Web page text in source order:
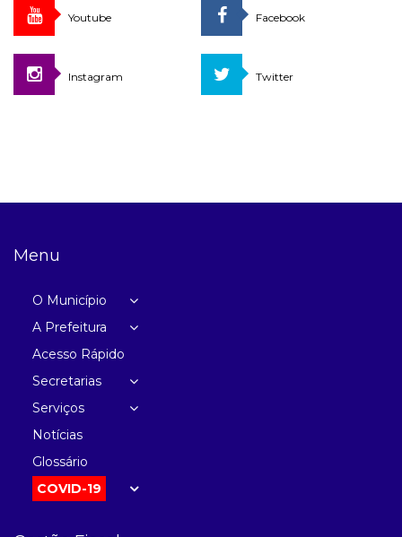
Youtube Facebook
Instagram Twitter
Menu
O Município
A Prefeitura
Acesso Rápido
Secretarias
Serviços
Notícias
Glossário
COVID-19